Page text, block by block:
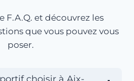
F.A.Q. et découvrez les
que vous pouvez vous
poser.